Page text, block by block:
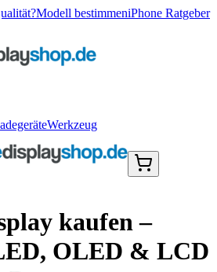
Modell bestimmeniPhone Ratgeber
Werkzeug
kaufen –
OLED & LCD